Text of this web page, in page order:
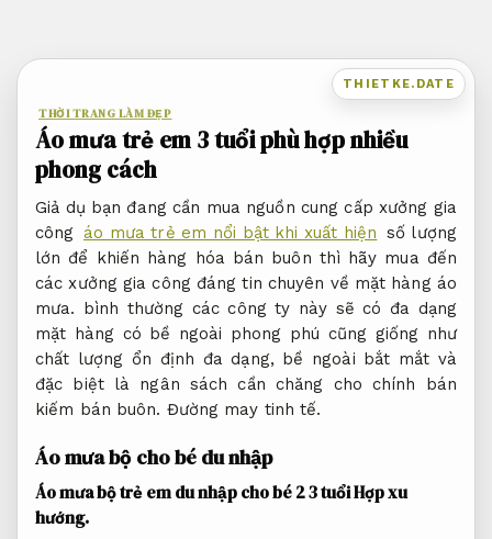
THIETKE.DATE
THỜI TRANG LÀM ĐẸP
Áo mưa trẻ em 3 tuổi phù hợp nhiều
phong cách
Giả dụ bạn đang cần mua nguồn cung cấp xưởng gia
công áo mưa trẻ em nổi bật khi xuất hiện số lượng
lớn để khiến hàng hóa bán buôn thì hãy mua đến
các xưởng gia công đáng tin chuyên về mặt hàng áo
mưa. bình thường các công ty này sẽ có đa dạng
mặt hàng có bề ngoài phong phú cũng giống như
chất lượng ổn định đa dạng, bề ngoài bắt mắt và
đặc biệt là ngân sách cần chăng cho chính bán
kiếm bán buôn. Đường may tinh tế.
Áo mưa bộ cho bé du nhập
Áo mưa bộ trẻ em du nhập cho bé 2 3 tuổiHợp xu
hướng.